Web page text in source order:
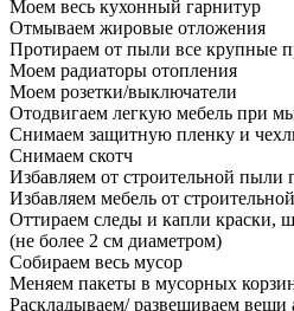
Моем весь кухонный гарнитур
Отмываем жировые отложения
Протираем от пыли все крупные
Моем радиаторы отопления
Моем розетки/выключатели
Отодвигаем легкую мебель при
Снимаем защитную пленку и
Снимаем скотч
Избавляем от строительной пыли
Избавляем мебель от
Оттираем следы и капли краски,
(не более 2 см диаметром)
Собираем весь мусор
Меняем пакеты в мусорных
Раскладываем/ развешиваем вещи